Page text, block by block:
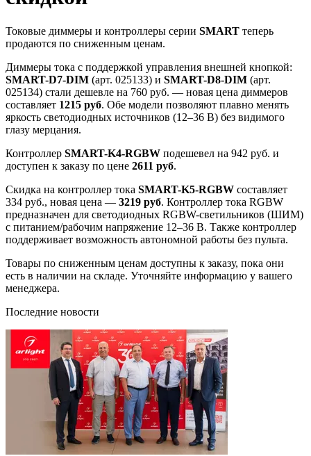
Токовые диммеры и контроллеры серии SMART теперь
продаются по сниженным ценам.
Диммеры тока с поддержкой управления внешней кнопкой:
SMART-D7-DIM (арт. 025133) и SMART-D8-DIM (арт.
025134) стали дешевле на 760 руб. — новая цена диммеров
составляет 1215 руб. Обе модели позволяют плавно менять
яркость светодиодных источников (12–36 В) без видимого
глазу мерцания.
Контроллер SMART-K4-RGBW подешевел на 942 руб. и
доступен к заказу по цене 2611 руб.
Скидка на контроллер тока SMART-K5-RGBW составляет
334 руб., новая цена — 3219 руб. Контроллер тока RGBW
предназначен для светодиодных RGBW-светильников (ШИМ)
с питанием/рабочим напряжение 12–36 В. Также контроллер
поддерживает возможность автономной работы без пульта.
Товары по сниженным ценам доступны к заказу, пока они
есть в наличии на складе. Уточняйте информацию у вашего
менеджера.
Последние новости